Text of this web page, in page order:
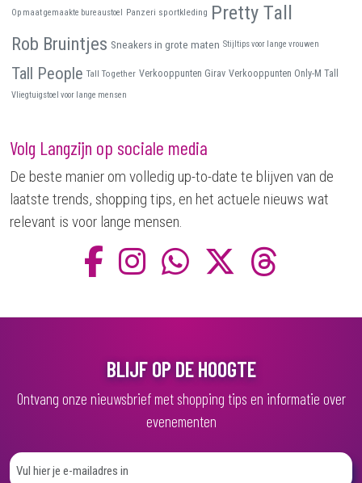
Op maat gemaakte bureaustoel Panzeri sportkleding Pretty Tall
Rob Bruintjes Sneakers in grote maten Stijltips voor lange vrouwen
Tall People Tall Together Verkooppunten Girav Verkooppunten Only-M Tall
Vliegtuigstoel voor lange mensen
Volg Langzijn op sociale media
De beste manier om volledig up-to-date te blijven van de
laatste trends, shopping tips, en het actuele nieuws wat
relevant is voor lange mensen.
BLIJF OP DE HOOGTE
Ontvang onze nieuwsbrief met shopping tips en informatie over
evenementen